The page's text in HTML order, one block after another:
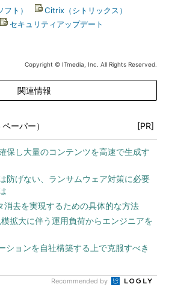
ト）
Citrix（シトリックス）
セキュリティアップデート
Copyright © ITmedia, Inc. All Rights Reserved.
関連情報
ーパー） [PR]
保し大量のコンテンツを高速で生成す
防げない、ランサムウェア対策に必要
消去を実現するための具体的な方法
拡大に伴う運用負荷からエンジニアを
ションを自社構築する上で克服すべき
Recommended by